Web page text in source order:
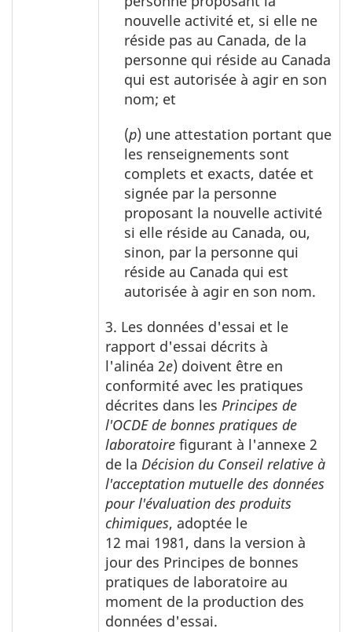
nouvelle activité et, si elle ne
réside pas au Canada, de la
personne qui réside au Canada
qui est autorisée à agir en son
nom; et
(p) une attestation portant que
les renseignements sont
complets et exacts, datée et
signée par la personne
proposant la nouvelle activité
si elle réside au Canada, ou,
sinon, par la personne qui
réside au Canada qui est
autorisée à agir en son nom.
3. Les données d'essai et le
rapport d'essai décrits à
l'alinéa 2e) doivent être en
conformité avec les pratiques
décrites dans les Principes de
l'OCDE de bonnes pratiques de
laboratoire figurant à l'annexe 2
de la Décision du Conseil relative à
l'acceptation mutuelle des données
pour l'évaluation des produits
chimiques, adoptée le
12 mai 1981, dans la version à
jour des Principes de bonnes
pratiques de laboratoire au
moment de la production des
données d'essai.